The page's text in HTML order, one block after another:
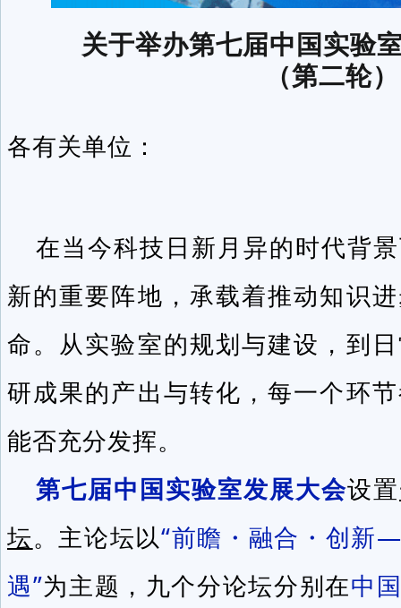
关于举办第七届中国实验
（第二轮）
各有关单位：
在当今科技日新月异的时代背
新的重要阵地，承载着推动知识
命。从实验室的规划与建设，到
研成果的产出与转化，每一个环
能否充分发挥。
第七届中国实验室发展大会设置
坛。主论坛以“前瞻・融合・创新
遇”为主题，九个分论坛分别在中